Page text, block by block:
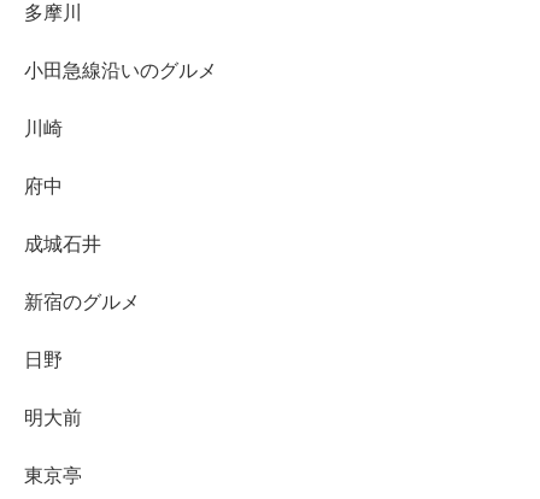
多摩川
小田急線沿いのグルメ
川崎
府中
成城石井
新宿のグルメ
日野
明大前
東京亭